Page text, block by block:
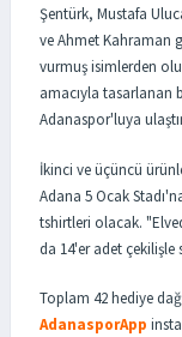
Şentürk, Mustafa
ve Ahmet Kahraman
vurmuş isimlerden
amacıyla tasarlanan
Adanaspor'luya
İkinci ve üçüncü
Adana 5 Ocak
tshirtleri olacak.
da 14'er adet çekilişle
Toplam 42 hediye
AdanasporApp